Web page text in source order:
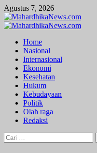
Skip
to
content
Agustus 7, 2026
Primary
Home
Nasional
Internasional
Ekonomi
Kesehatan
Hukum
Kebudayaan
Politik
Olah raga
Redaksi
Cari
untuk: